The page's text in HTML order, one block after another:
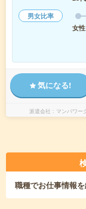
男女比率
女性
気になる!
派遣会社 マンパワー
職種でお仕事情報